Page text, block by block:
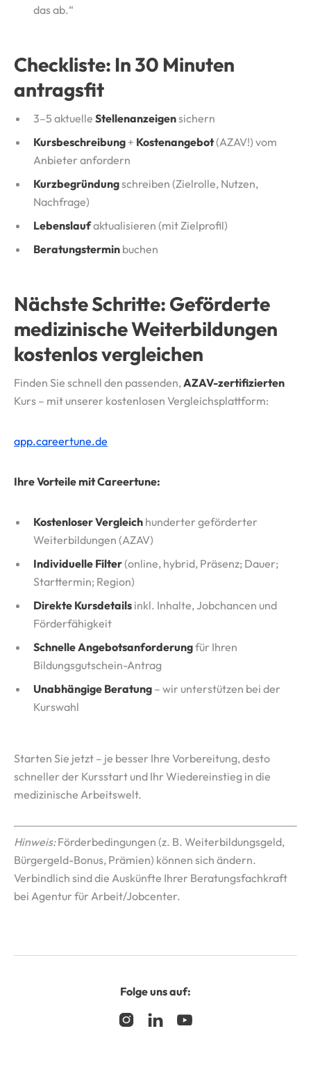
das ab.“
Checkliste: In 30 Minuten
antragsfit
3–5 aktuelle Stellenanzeigensichern
Kursbeschreibung + Kostenangebot(AZAV!) vom
Anbieter anfordern
Kurzbegründungschreiben (Zielrolle, Nutzen,
Nachfrage)
Lebenslaufaktualisieren (mit Zielprofil)
Beratungstermin buchen
Nächste Schritte: Geförderte
medizinische Weiterbildungen
kostenlos vergleichen
Finden Sie schnell den passenden,AZAV-zertifizierten
Kurs – mit unserer kostenlosen Vergleichsplattform:
app.careertune.de
Ihre Vorteile mit Careertune:
Kostenloser Vergleich hunderter geförderter
Weiterbildungen (AZAV)
Individuelle Filter(online, hybrid, Präsenz; Dauer;
Starttermin; Region)
Direkte Kursdetails inkl. Inhalte, Jobchancen und
Förderfähigkeit
Schnelle Angebotsanforderungfür Ihren
Bildungsgutschein-Antrag
Unabhängige Beratung – wir unterstützen bei der
Kurswahl
Starten Sie jetzt – je besser Ihre Vorbereitung, desto
schneller der Kursstart und Ihr Wiedereinstieg in die
medizinische Arbeitswelt.
Hinweis:Förderbedingungen (z. B. Weiterbildungsgeld,
Bürgergeld-Bonus, Prämien) können sich ändern.
Verbindlich sind die Auskünfte Ihrer Beratungsfachkraft
bei Agentur für Arbeit/Jobcenter.
Folge uns auf:
  